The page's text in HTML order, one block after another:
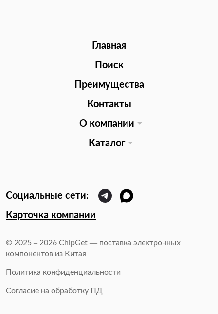
Главная
Поиск
Преимущества
Контакты
О компании
Каталог
Карточка компании
© 2025 – 2026 ChipGet — поставка электронных
компонентов из Китая
Политика конфиденциальности
Согласие на обработку ПД